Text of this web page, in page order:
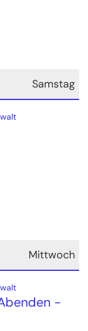
Samstag
Mittwoch
-